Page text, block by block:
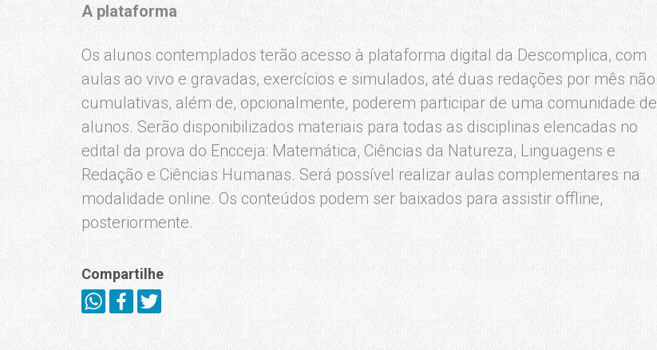
A plataforma
Os alunos contemplados terão acesso à plataforma digital da Descomplica, com
aulas ao vivo e gravadas, exercícios e simulados, até duas redações por mês não
cumulativas, além de, opcionalmente, poderem participar de uma comunidade de
alunos. Serão disponibilizados materiais para todas as disciplinas elencadas no
edital da prova do Encceja: Matemática, Ciências da Natureza, Linguagens e
Redação e Ciências Humanas. Será possível realizar aulas complementares na
modalidade online. Os conteúdos podem ser baixados para assistir offline,
posteriormente.
Compartilhe